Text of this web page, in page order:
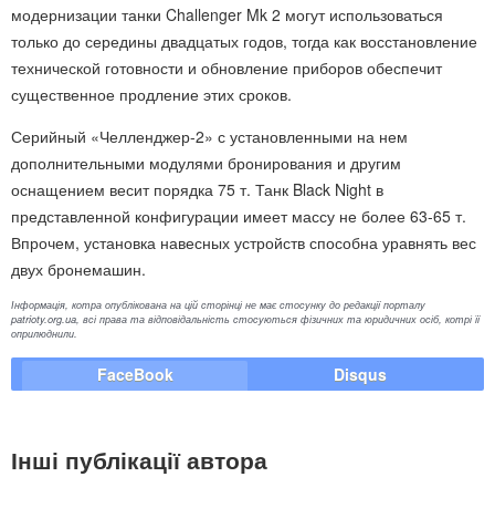
модернизации танки Challenger Mk 2 могут использоваться
только до середины двадцатых годов, тогда как восстановление
технической готовности и обновление приборов обеспечит
существенное продление этих сроков.
Серийный «Челленджер-2» с установленными на нем
дополнительными модулями бронирования и другим
оснащением весит порядка 75 т. Танк Black Night в
представленной конфигурации имеет массу не более 63-65 т.
Впрочем, установка навесных устройств способна уравнять вес
двух бронемашин.
Інформація, котра опублікована на цій сторінці не має стосунку до редакції порталу
patrioty.org.ua, всі права та відповідальність стосуються фізичних та юридичних осіб, котрі її
оприлюднили.
FaceBook Disqus
Інші публікації автора